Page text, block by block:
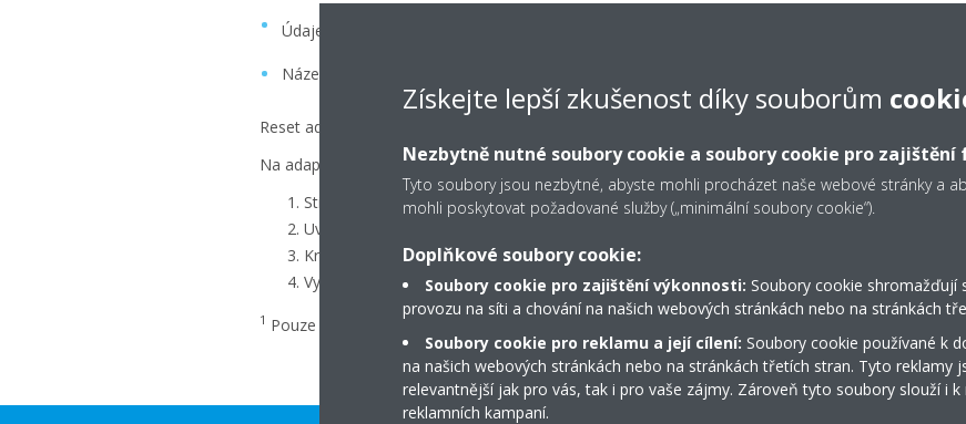
Údaje o energetické spotřebě
Název jednotky a ikona
Reset adaptéru provedete podle následujících pokynů:
Na adaptéru WLAN:
Stiskněte současně obě tlačítka „Setup“ (Nastavení) a „Mode“ (Režim), dokud se nerozblikají
Uvolněte obě tlačítka.
Krátce stiskněte tlačítko „Setup“: všechny kontrolky začnou rychle blikat.
Vyčkejte, dokud se trvale nerozsvítí kontrolka „Power“ (Napájení). Adaptér byl úspěšně
1 Pouze v případě, že jednotka tuto funkci podporuje
Získejte lepší zkušenost díky souborům
Nezbytně nutné soubory cookie a soubory cookie pro zajištění
Tyto soubory jsou nezbytné, abyste mohli procházet naše webové stránky a
mohli poskytovat požadované služby („minimální soubory cookie“).
Doplňkové soubory cookie:
Soubory cookie pro zajištění výkonnosti: Soubory cookie shromažďují
provozu na síti a chování na našich webových stránkách nebo na stránkách
Soubory cookie pro reklamu a její cílení: Soubory cookie používané k
na našich webových stránkách nebo na stránkách třetích stran. Tyto reklamy
relevantnější jak pro vás, tak i pro vaše zájmy. Zároveň tyto soubory slouží i
reklamních kampaní.